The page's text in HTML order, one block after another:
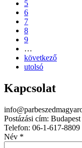
5
6
7
8
9
…
következő
utolsó
Kapcsolat
Postázási cím:
Telefon: 06-1-617-8809
Név *